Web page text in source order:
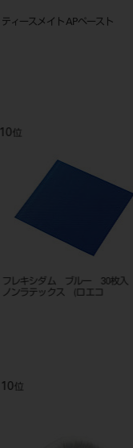
ティースメイト APペースト
10 位
フレキシダム ブルー 30枚入
ノンラテックス (ロエコ
10位